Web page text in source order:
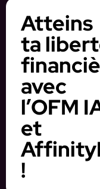
Atteins
ta
avec
l’OFM
et
!